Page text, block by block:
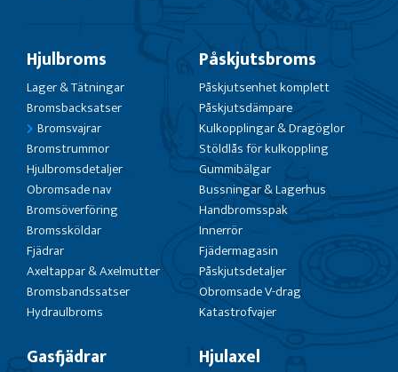
Hjulbroms
Lager & Tätningar
Bromsbacksatser
Bromsvajrar
Bromstrummor
Hjulbromsdetaljer
Obromsade nav
Bromsöverföring
Bromssköldar
Fjädrar
Axeltappar & Axelmutter
Bromsbandssatser
Hydraulbroms
Påskjutsbroms
Påskjutsenhet komplett
Påskjutsdämpare
Kulkopplingar & Dragöglor
Stöldlås för kulkoppling
Gummibälgar
Bussningar & Lagerhus
Handbromsspak
Innerrör
Fjädermagasin
Påskjutsdetaljer
Obromsade V-drag
Katastrofvajer
Gasfjädrar Hjulaxel